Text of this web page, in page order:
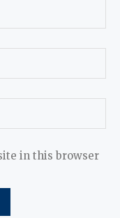
in this browser